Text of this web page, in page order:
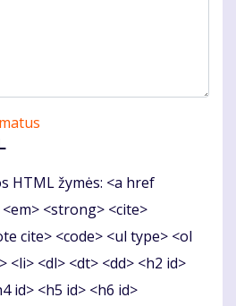
HTML žymės: <a href
<strong> <cite>
cite> <code> <ul type> <ol
<li> <dl> <dt> <dd> <h2 id>
id> <h5 id> <h6 id>